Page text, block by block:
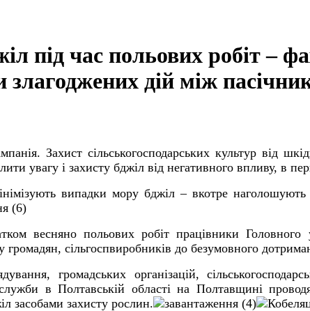
під час польових робіт –
дій між
Захист сільськогосподарських культур від
увагу і захисту бджіл від негативного впливу, в
випадки мору бджіл – вкотре
весняно польових робіт працівники Головного
сільгоспвиробників до безумовного
громадських організацій,
в Полтавській області на Полтавщині
засобами захисту рослин.